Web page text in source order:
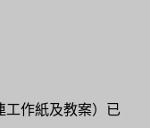
工作紙及教案）已